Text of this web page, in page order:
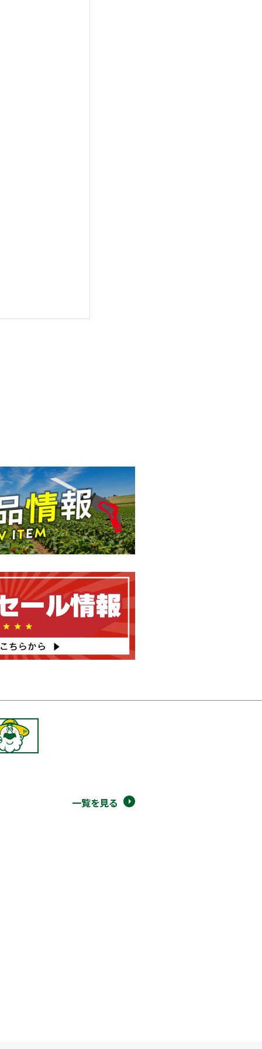
一覧を見る